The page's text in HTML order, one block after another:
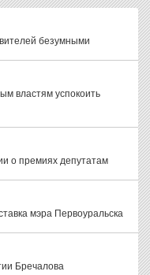
безумными
властям успокоить
о премиях депутатам
мэра Первоуральска
Бречалова